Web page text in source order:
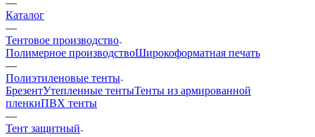
—
Каталог
—
Тентовое производство
Полимерное производствоШирокоформатная печать
—
Полиэтиленовые тенты
БрезентУтепленные тентыТенты из армированной
пленкиПВХ тенты
—
Тент защитный